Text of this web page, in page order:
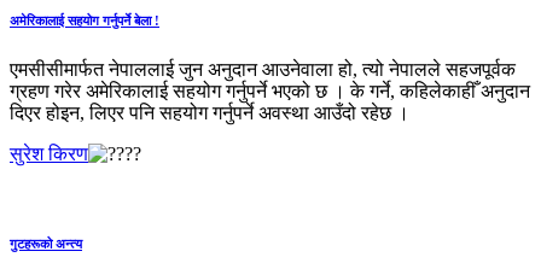
अमेरिकालाई सहयोग गर्नुपर्ने बेला !
एमसीसीमार्फत नेपाललाई जुन अनुदान आउनेवाला हो, त्यो नेपालले सहजपूर्वक
ग्रहण गरेर अमेरिकालाई सहयोग गर्नुपर्ने भएको छ । के गर्ने, कहिलेकाहीँ अनुदान
दिएर होइन, लिएर पनि सहयोग गर्नुपर्ने अवस्था आउँदो रहेछ ।
सुरेश किरण
गुटहरूको अन्त्य